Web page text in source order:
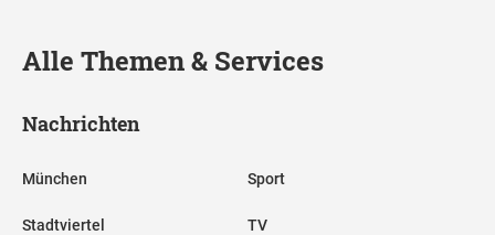
Alle Themen & Services
Nachrichten
München
Stadtviertel
Sport
TV